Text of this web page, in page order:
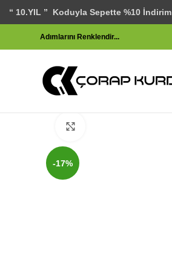
Adımlarını Renklendir...
-17%
“ 10.YIL ” Koduyla Sepette %10 İndirim